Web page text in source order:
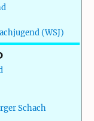
(WSJ)
Schach